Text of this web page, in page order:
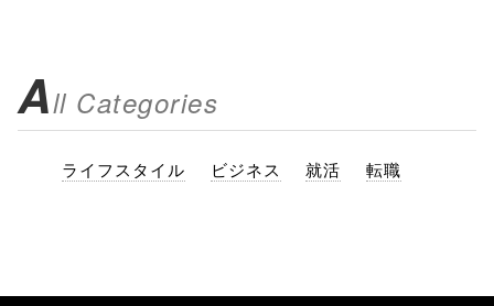
All Categories
ライフスタイル ビジネス 就活 転職